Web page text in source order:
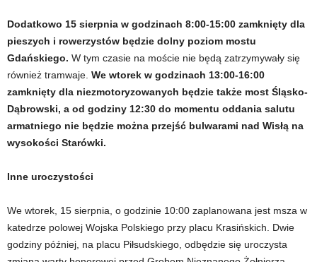
Dodatkowo 15 sierpnia w godzinach 8:00-15:00 zamknięty dla
pieszych i rowerzystów będzie dolny poziom mostu
Gdańskiego. W tym czasie na moście nie będą zatrzymywały się
również tramwaje. We wtorek w godzinach 13:00-16:00
zamknięty dla niezmotoryzowanych będzie także most Śląsko-
Dąbrowski, a od godziny 12:30 do momentu oddania salutu
armatniego nie będzie można przejść bulwarami nad Wisłą na
wysokości Starówki.
Inne uroczystości
We wtorek, 15 sierpnia, o godzinie 10:00 zaplanowana jest msza w
katedrze polowej Wojska Polskiego przy placu Krasińskich. Dwie
godziny później, na placu Piłsudskiego, odbędzie się uroczysta